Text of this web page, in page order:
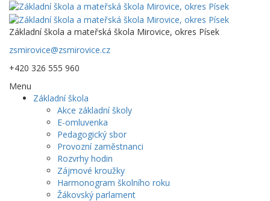
Základní škola a mateřská škola Mirovice, okres Písek
zsmirovice@zsmirovice.cz
+420 326 555 960
Menu
Základní škola
Akce základní školy
E-omluvenka
Pedagogický sbor
Provozní zaměstnanci
Rozvrhy hodin
Zájmové kroužky
Harmonogram školního roku
Žákovský parlament